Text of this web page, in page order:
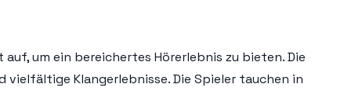
um ein bereichertes Hörerlebnis zu bieten. Die
Klangerlebnisse. Die Spieler tauchen in